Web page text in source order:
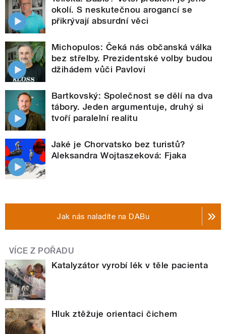
okolí. S neskutečnou arogancí se
přikrývají absurdní věci
Michopulos: Čeká nás občanská válka
bez střelby. Prezidentské volby budou
džihádem vůči Pavlovi
Bartkovský: Společnost se dělí na dva
tábory. Jeden argumentuje, druhý si
tvoří paralelní realitu
Jaké je Chorvatsko bez turistů?
Aleksandra Wojtaszeková: Fjaka
Jak nás naladíte na DABu
VÍCE Z POŘADU
Katalyzátor vyrobí lék v těle pacienta
Hluk ztěžuje orientaci čichem